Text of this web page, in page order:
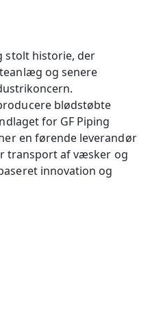
stolt historie, der
og senere
blødstøbte
for GF Piping
en førende leverandør
transport af væsker og
innovation og